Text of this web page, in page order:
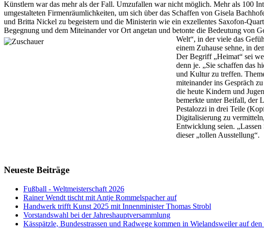
Künstlern war das mehr als der Fall. Umzufallen war nicht möglich. Mehr als 100
umgestalteten Firmenräumlichkeiten, um sich über das Schaffen von Gisela
und Britta Nickel zu begeistern und die Ministerin wie ein exzellentes Saxofon-
Begegnung und dem Miteinander vor Ort angetan und betonte die Bedeutung von
Welt“, in der viele das
einem Zuhause sehne, in
Der Begriff „Heimat“ sei
denn je. „Sie schaffen das
und Kultur zu treffen.
miteinander ins Gespräch
die heute Kindern und
bemerkte unter Beifall, der
Pestalozzi in drei Teile
Digitalisierung zu
Entwicklung seien.
dieser „tollen Ausstellung“.
Neueste Beiträge
Fußball - Weltmeisterschaft 2026
Rainer Wendt tischt mit Antje Rommelspacher auf
Handwerk trifft Kunst 2025 mit Innenminister Thomas Strobl
Vorstandswahl bei der Jahreshauptversammlung
Kässpätzle, Bundesstrassen und Radwege kommen in Wielandsweiler auf den